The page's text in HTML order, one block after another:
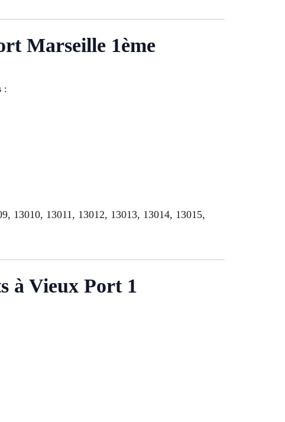
Marseille 1ème
:
13010, 13011, 13012, 13013, 13014, 13015,
à Vieux Port 1